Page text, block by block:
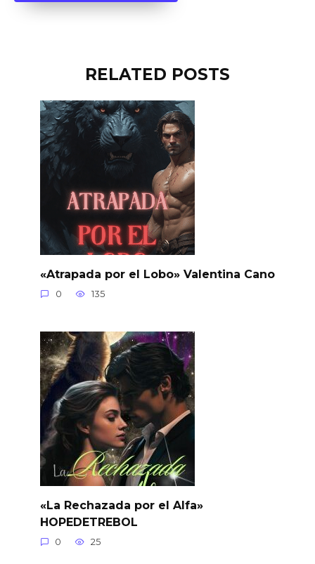
RELATED POSTS
«Atrapada por el Lobo» Valentina Cano
0 135
«La Rechazada por el Alfa»
HOPEDETREBOL
0 25